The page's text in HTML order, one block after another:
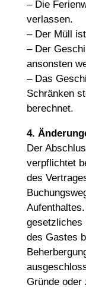
– Die
verlassen.
– Der Müll
– Der
ansonsten
– Das
Schränken
berechnet.
4.
Der
verpflichtet
des
gesetzliches
des Gastes
Gründe oder